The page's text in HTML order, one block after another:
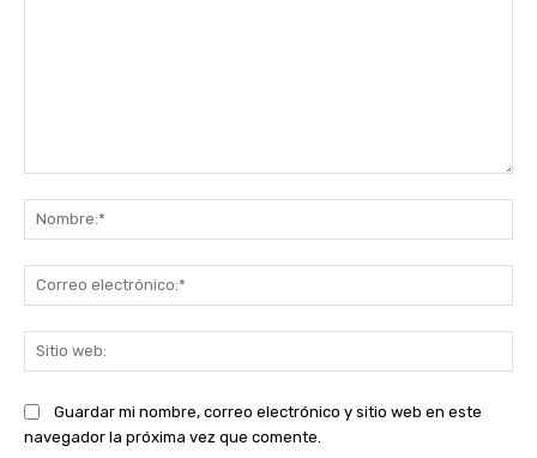
Guardar mi nombre, correo electrónico y sitio web en este
navegador la próxima vez que comente.